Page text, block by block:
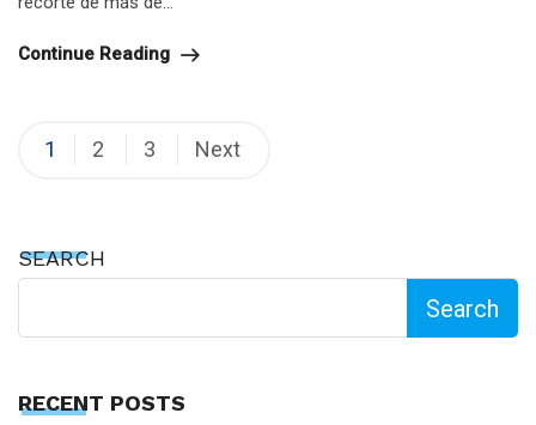
Continue Reading
Posts
1 2 3 Next
SEARCH
Search
RECENT POSTS